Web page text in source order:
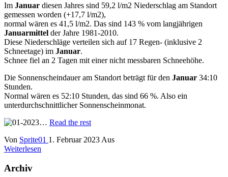
Im Januar diesen Jahres sind 59,2 l/m2 Niederschlag am Standort
gemessen worden (+17,7 l/m2),
normal wären es 41,5 l/m2. Das sind 143 % vom langjährigen
Januarmittel der Jahre 1981-2010.
Diese Niederschläge verteilen sich auf 17 Regen- (inklusive 2
Schneetage) im Januar.
Schnee fiel an 2 Tagen mit einer nicht messbaren Schneehöhe.
Die Sonnenscheindauer am Standort beträgt für den Januar 34:10
Stunden.
Normal wären es 52:10 Stunden, das sind 66 %. Also ein
unterdurchschnittlicher Sonnenscheinmonat.
… Read the rest
Von Sprite01 1. Februar 2023 Aus
Weiterlesen
Archiv